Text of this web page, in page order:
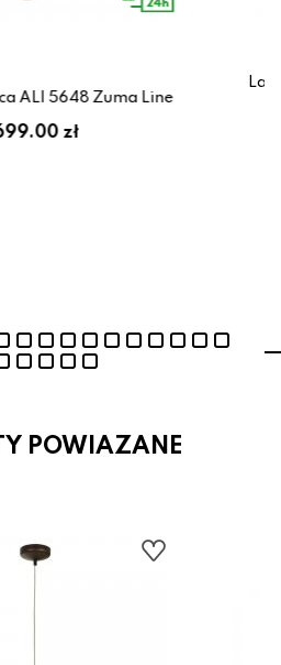
ALI 5648 Zuma Line
zł
POWIAZANE